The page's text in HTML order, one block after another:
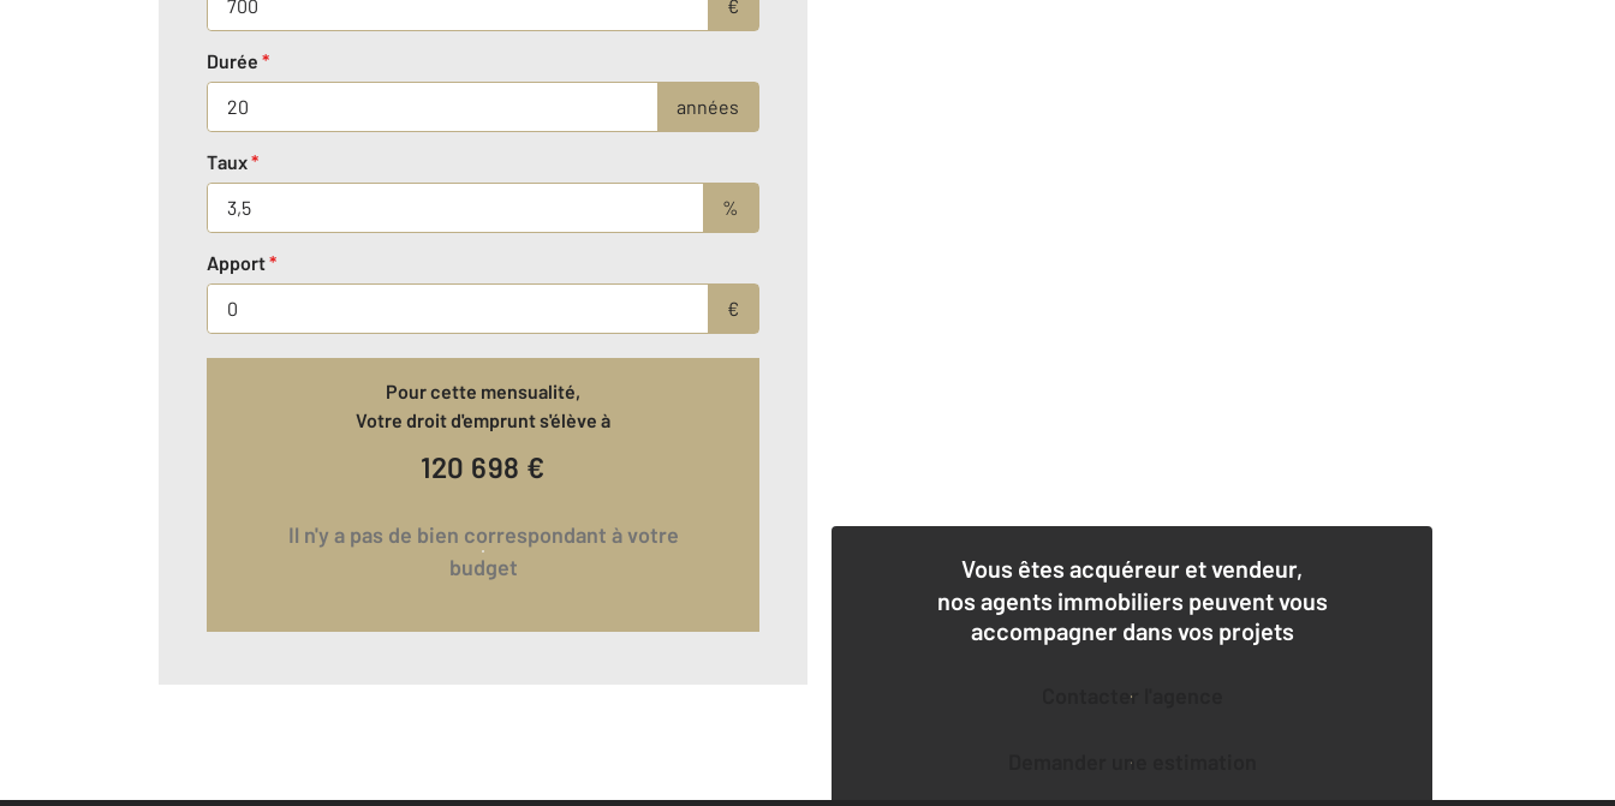
€
Durée *
années
Taux*
%
Apport*
€
Pour cette mensualité,
Votre droit d'emprunt s'élève à
120 698 €
Il n'y a pas de bien correspondant à votre
budget
Vous êtes acquéreur et vendeur,
nos agents immobiliers peuvent vous
accompagner dans vos projets
Contacter l'agence
Demander une estimation